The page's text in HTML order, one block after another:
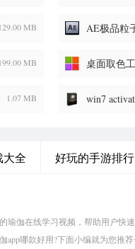
MB AE极品粒
MB 桌面取色
1.07 MB win7
大全 好玩的手游排行
瑜伽在线学习视频，帮助用户快
app哪款好用?下面小编就为您推